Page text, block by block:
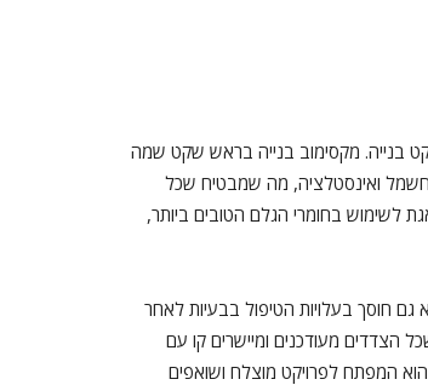
בנייה. מקסימוב בנייה בראש שקט שמה
חשמל ואינסטלציה, מה שמבטיח שכל
לשימוש בחומרי הגלם הטובים ביותר,
גם חוסך בעלויות הטיפול בבעיות לאחר
הצדדים מעודכנים ומיישרים קו עם
המפתח לפרויקט מוצלח ושואפים